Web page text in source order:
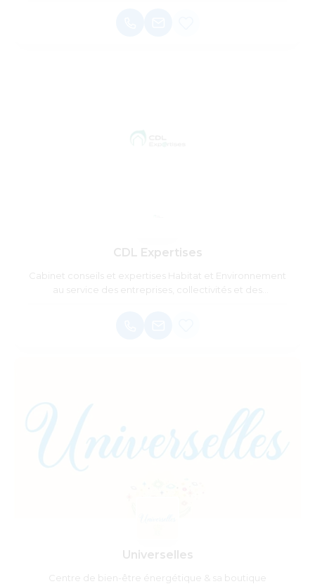
CDL Expertises
Cabinet conseils et expertises Habitat et Environnement
au service des entreprises, collectivités et des
Universelles
Centre de bien-être énergétique & sa boutique